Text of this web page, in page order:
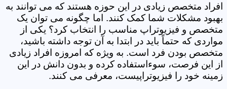
افراد متخصص زیادی در این حوزه هستند که می توانند به
بهبود مشکلات شما کمک کنند. اما چگونه می توان یک
متخصص و فیزیوتراپ مناسب را انتخاب کرد؟ یکی از
مواردی که حتماً باید در ابتدا به آن توجه داشته باشید،
متخصص بودن فرد است. به ویژه که امروزه افراد زیادی
از این فرصت، سوءاستفاده کرده و بدون دانش در این
زمینه خود را فیزیوتراپیست، معرفی می کنند.